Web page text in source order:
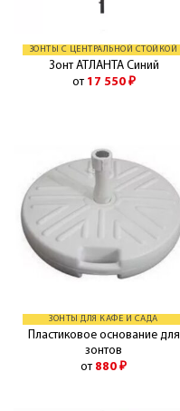
ЗОНТЫ С ЦЕНТРАЛЬНОЙ СТОЙКОЙ
Зонт АТЛАНТА Синий
от 17 550 ₽
ЗОНТЫ ДЛЯ КАФЕ И САДА
Пластиковое основание для
зонтов
от 880 ₽